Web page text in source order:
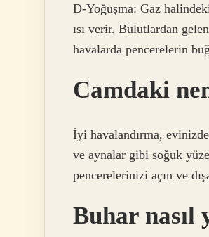
D-Yoğuşma: Gaz
ısı verir. Bulutlardan
havalarda pencerelerin
Camdaki
İyi havalandırma,
ve aynalar gibi soğuk
pencerelerinizi açın ve
Buhar nasıl